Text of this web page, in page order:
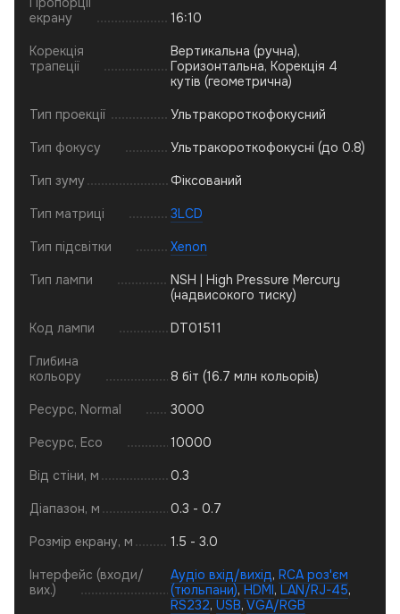
екрану
16:10
Корекція
трапеції
Вертикальна (ручна),
Горизонтальна, Корекція 4
кутів (геометрична)
Тип проекції Ультракороткофокусний
Тип фокусу Ультракороткофокусні (до 0.8)
Тип зуму Фіксований
Тип матриці 3LCD
Тип підсвітки Xenon
Тип лампи
NSH | High Pressure Mercury
(надвисокого тиску)
Код лампи DT01511
Глибина
кольору
8 біт (16.7 млн кольорів)
Ресурс, Normal 3000
Ресурс, Eco 10000
Від стіни, м 0.3
Діапазон, м 0.3 - 0.7
Розмір екрану, м 1.5 - 3.0
Інтерфейс (входи/
вих.)
Аудіо вхід/вихід, RCA роз'єм
(тюльпани), HDMI, LAN/RJ-45,
RS232, USB, VGA/RGB